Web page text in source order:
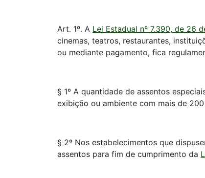
Art. 1º. A Lei Estadual nº 7.390, de 26
cinemas, teatros, restaurantes,
ou mediante pagamento, fica
§ 1º A quantidade de assentos
exibição ou ambiente com mais de 200
§ 2º Nos estabelecimentos que
assentos para fim de cumprimento da